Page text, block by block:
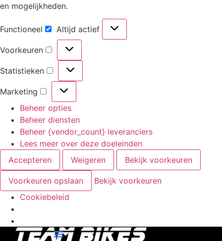
en mogelijkheden.
Functioneel Altijd actief
Voorkeuren
Statistieken
Marketing
Beheer opties
Beheer diensten
Beheer {vendor_count} leveranciers
Lees meer over deze doeleinden
Accepteren
Weigeren Bekijk voorkeuren
Voorkeuren opslaan
Bekijk voorkeuren
Cookiebeleid